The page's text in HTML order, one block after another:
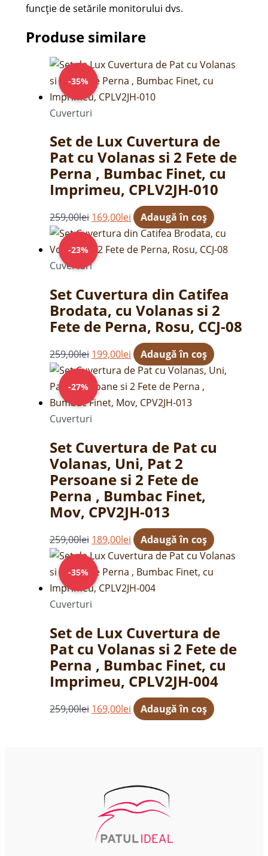
funcție de setările monitorului dvs.
Produse similare
-35%
Cuverturi
Set de Lux Cuvertura de
Pat cu Volanas si 2 Fete de
Perna , Bumbac Finet, cu
Imprimeu, CPLV2JH-010
259,00lei
Prețul
inițial
a
fost:
169,00lei
Prețul
curent
este:
Adaugă în coș
-23%
Cuverturi
Set Cuvertura din Catifea
Brodata, cu Volanas si 2
Fete de Perna, Rosu, CCJ-08
259,00lei
Prețul
inițial
a
259,00lei.
199,00lei
Prețul
curent
Adaugă în coș
-27%
Cuverturi
Set Cuvertura de Pat cu
Volanas, Uni, Pat 2
Persoane si 2 Fete de
Perna , Bumbac Finet,
Mov, CPV2JH-013
259,00lei
Prețul
inițial
a
fost:
189,00lei
Prețul
curent
este:
Adaugă în coș
-35%
Cuverturi
Set de Lux Cuvertura de
Pat cu Volanas si 2 Fete de
Perna , Bumbac Finet, cu
Imprimeu, CPLV2JH-004
259,00lei
Prețul
inițial
a
fost:
169,00lei
Prețul
curent
este:
Adaugă în coș